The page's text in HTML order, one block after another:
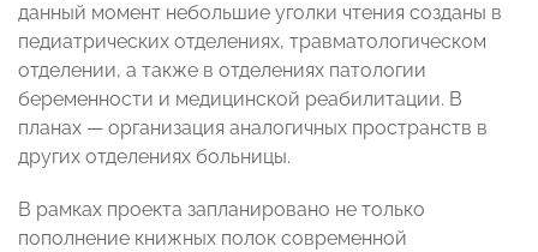
данный момент небольшие уголки чтения созданы в
педиатрических отделениях, травматологическом
отделении, а также в отделениях патологии
беременности и медицинской реабилитации. В
планах — организация аналогичных пространств в
других отделениях больницы.
В рамках проекта запланировано не только
пополнение книжных полок современной